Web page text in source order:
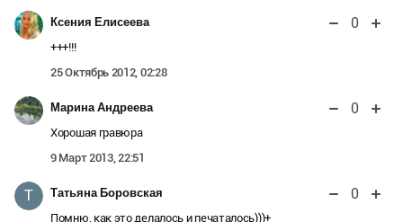
Ксения Елисеева 0
+++!!!
25 Октябрь 2012, 02:28
Марина Андреева 0
Хорошая гравюра
9 Март 2013, 22:51
Т Татьяна Боровская 0
Помню, как это делалось и печаталось)))+